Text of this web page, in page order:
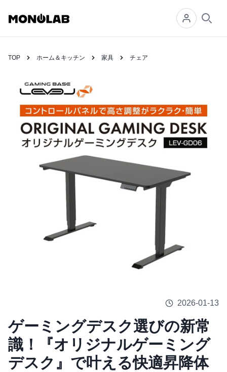
TOP ホーム＆キッチン 家具 チェア
2026-01-13
ゲーミングデスク選びの新常
識！『オリジナルゲーミング
デスク』で叶える快適昇降体